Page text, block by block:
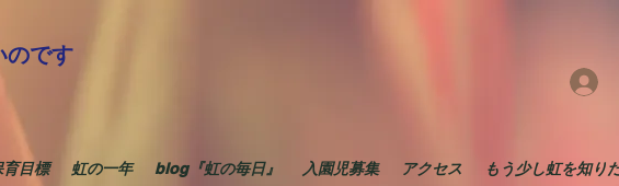
のです
育目標 虹の一年 blog『虹の毎日』 入園児募集 アクセス もう少し虹を知り